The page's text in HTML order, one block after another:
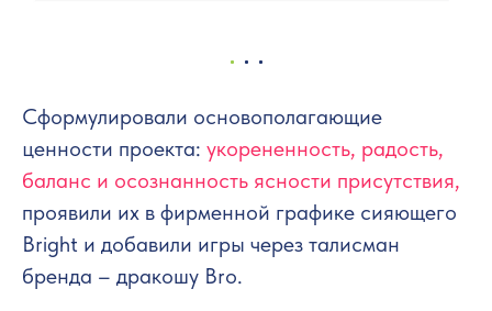
Сформулировали основополагающие
ценности проекта: укорененность, радость,
баланс и осознанность ясности присутствия,
проявили их в фирменной графике сияющего
Bright и добавили игры через талисман
бренда – дракошу Bro.